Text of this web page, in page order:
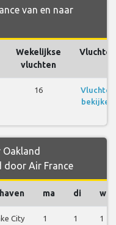
van en naar
Wekelijkse
vluchten
Vluchten
16
Vluchten
bekijken
Air France
ma di wo
City
1 1 1